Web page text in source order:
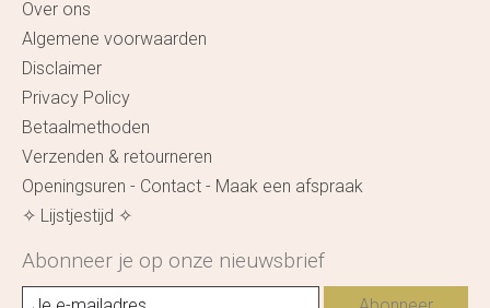
Over ons
Algemene voorwaarden
Disclaimer
Privacy Policy
Betaalmethoden
Verzenden & retourneren
Openingsuren - Contact - Maak een afspraak
✧ Lijstjestijd ✧
Abonneer je op onze nieuwsbrief